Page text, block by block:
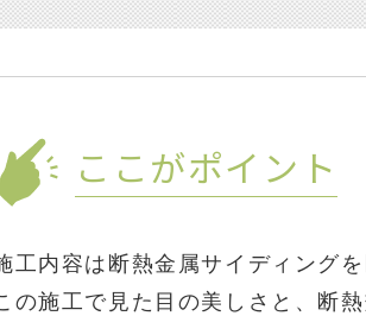
ここがポイント
工内容は断熱金属サイディング
の施工で見た目の美しさと、断